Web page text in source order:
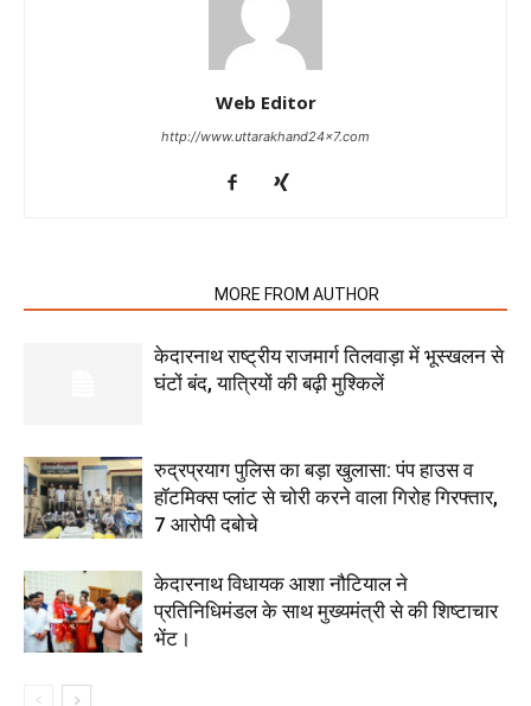
Web Editor
http://www.uttarakhand24x7.com
MORE FROM AUTHOR
केदारनाथ राष्ट्रीय राजमार्ग तिलवाड़ा में भूस्खलन से
घंटों बंद, यात्रियों की बढ़ी मुश्किलें
रुद्रप्रयाग पुलिस का बड़ा खुलासा: पंप हाउस व
हॉटमिक्स प्लांट से चोरी करने वाला गिरोह गिरफ्तार,
7 आरोपी दबोचे
केदारनाथ विधायक आशा नौटियाल ने
प्रतिनिधिमंडल के साथ मुख्यमंत्री से की शिष्टाचार
भेंट।